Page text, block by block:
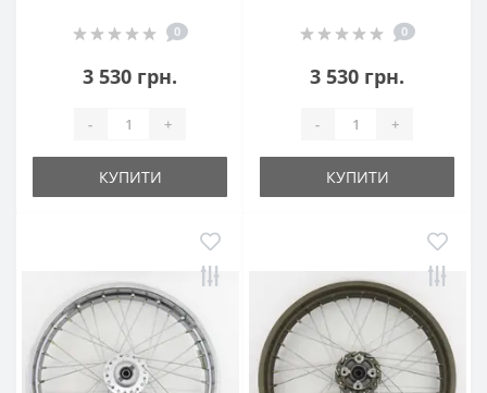
0
3 530 грн.
- +
КУПИТИ
0
3 530 грн.
- +
КУПИТИ